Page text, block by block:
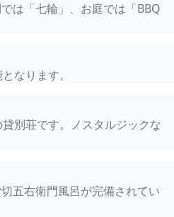
は「七輪」、お庭では「BBQ
なります。
別荘です。ノスタルジックな
五右衛門風呂が完備されてい